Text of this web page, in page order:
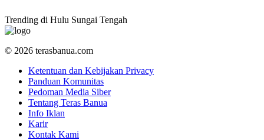
Trending di Hulu Sungai Tengah
© 2026 terasbanua.com
Ketentuan dan Kebijakan Privacy
Panduan Komunitas
Pedoman Media Siber
Tentang Teras Banua
Info Iklan
Karir
Kontak Kami